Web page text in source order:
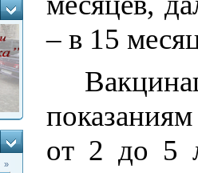
»
– в 15
от 2 до 5